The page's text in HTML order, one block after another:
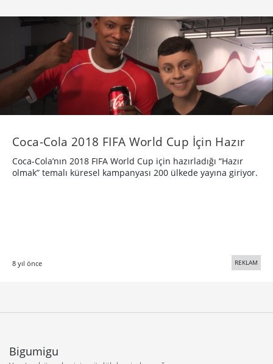
Coca-Cola 2018 FIFA World Cup İçin Hazır
Coca-Cola’nın 2018 FIFA World Cup için hazırladığı “Hazır
olmak” temalı küresel kampanyası 200 ülkede yayına giriyor.
8 yıl önce REKLAM
Bigumigu